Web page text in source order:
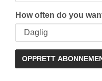
How often do you